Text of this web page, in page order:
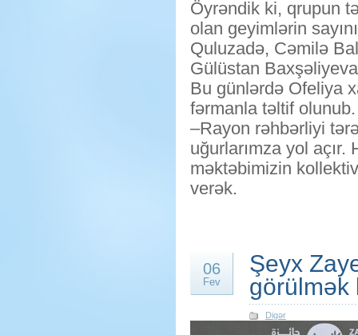
Öyrəndik ki, qrupun
olan geyimlərin
Quluzadə, Cəmilə
Gülüstan
Bu günlərdə Ofeliya
fərmanla təltif
–Rayon rəhbərliyi
uğurlarımza yol
məktəbimizin
verək.
06
Fev
Şeyx
görülmək
Digər